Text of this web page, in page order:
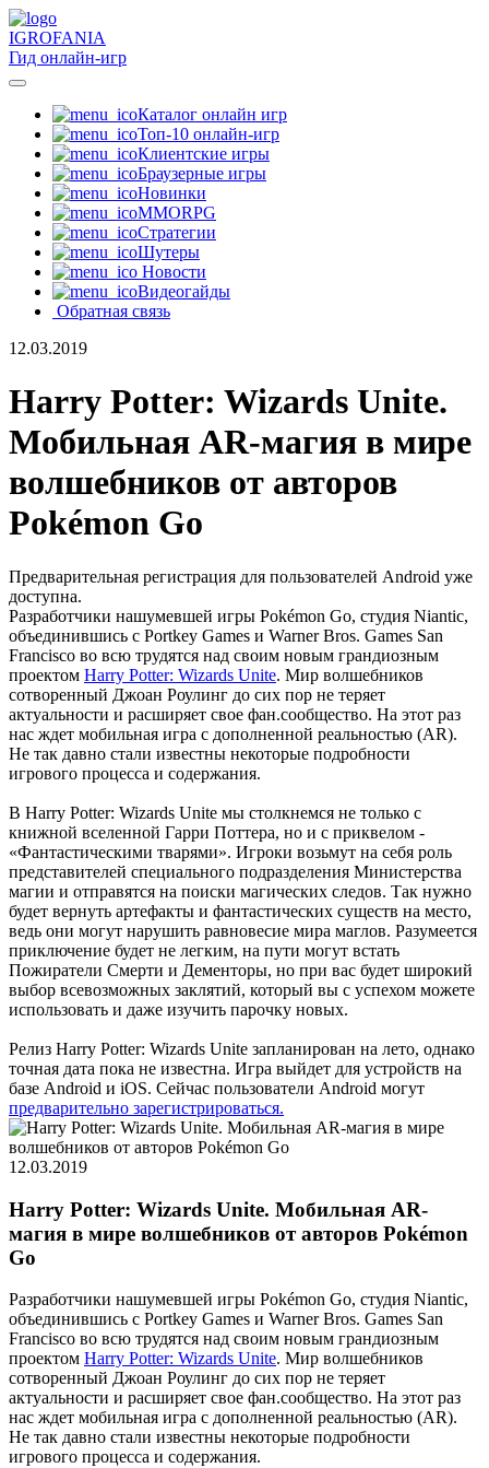
IGROFANIA
Гид онлайн-игр
Каталог онлайн игр
Топ-10 онлайн-игр
Клиентские игры
Браузерные игры
Новинки
MMORPG
Стратегии
Шутеры
Новости
Видеогайды
Обратная связь
12.03.2019
Harry Potter: Wizards Unite.
Мобильная AR-магия в мире
волшебников от авторов
Pokémon Go
Предварительная регистрация для пользователей Android уже
доступна.
Разработчики нашумевшей игры Pokémon Go, студия Niantic,
объединившись с Portkey Games и Warner Bros. Games San
Francisco во всю трудятся над своим новым грандиозным
проектом Harry Potter: Wizards Unite. Мир волшебников
сотворенный Джоан Роулинг до сих пор не теряет
актуальности и расширяет свое фан.сообщество. На этот раз
нас ждет мобильная игра с дополненной реальностью (AR).
Не так давно стали известны некоторые подробности
игрового процесса и содержания.
В Harry Potter: Wizards Unite мы столкнемся не только с
книжной вселенной Гарри Поттера, но и с приквелом -
«Фантастическими тварями». Игроки возьмут на себя роль
представителей специального подразделения Министерства
магии и отправятся на поиски магических следов. Так нужно
будет вернуть артефакты и фантастических существ на место,
ведь они могут нарушить равновесие мира маглов. Разумеется
приключение будет не легким, на пути могут встать
Пожиратели Смерти и Дементоры, но при вас будет широкий
выбор всевозможных заклятий, который вы с успехом можете
использовать и даже изучить парочку новых.
Релиз Harry Potter: Wizards Unite запланирован на лето, однако
точная дата пока не известна. Игра выйдет для устройств на
базе Android и iOS. Сейчас пользователи Android могут
предварительно зарегистрироваться.
12.03.2019
Harry Potter: Wizards Unite. Мобильная AR-
магия в мире волшебников от авторов Pokémon
Go
Разработчики нашумевшей игры Pokémon Go, студия Niantic,
объединившись с Portkey Games и Warner Bros. Games San
Francisco во всю трудятся над своим новым грандиозным
проектом Harry Potter: Wizards Unite. Мир волшебников
сотворенный Джоан Роулинг до сих пор не теряет
актуальности и расширяет свое фан.сообщество. На этот раз
нас ждет мобильная игра с дополненной реальностью (AR).
Не так давно стали известны некоторые подробности
игрового процесса и содержания.